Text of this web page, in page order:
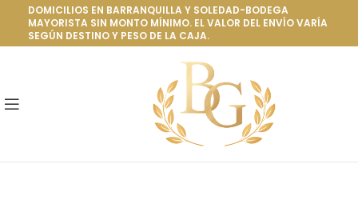
DOMICILIOS EN BARRANQUILLA Y SOLEDAD-BODEGA
MAYORISTA SIN MONTO MÍNIMO. EL VALOR DEL ENVÍO VARÍA
SEGÚN DESTINO Y PESO DE LA CAJA.